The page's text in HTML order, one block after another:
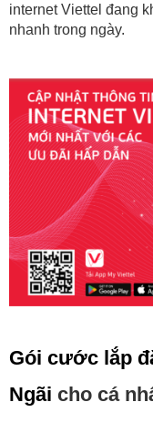
internet Viettel đang
nhanh trong ngày.
Gói cước lắp
Ngãi cho cá